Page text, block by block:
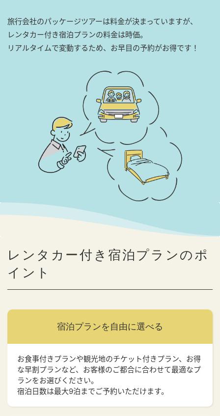
旅行会社のパッケージツアーは料金が決まっていますが、
レンタカー付き宿泊プランの料金は時価。
リアルタイムで変動するため、お早目の予約がお得です！
レンタカー付き宿泊プランのポ
イント
宿泊プランを 自由に選べる
お食事付きプランや観光地のチケット付きプラン、お得
な早割プランなど、お客様のご都合に合わせて最適なプ
ランをお選びください。
宿泊日数は最大9泊までご予約いただけます。